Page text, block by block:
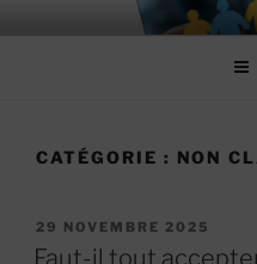
au
MIEUX
#MieuxRéussirEnsemble
CATÉGORIE : NON
PUBLIÉ
LE
29 NOVEMBRE 2025
Faut-il tout